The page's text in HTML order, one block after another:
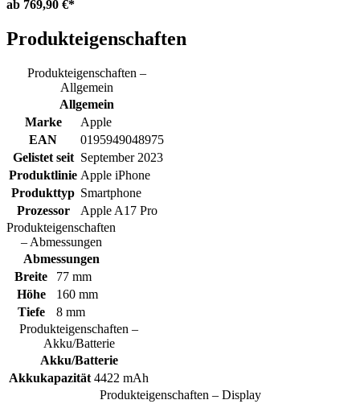
ab 769,90 €*
Produkteigenschaften
Produkteigenschaften –
Allgemein
Allgemein
Marke
Apple
EAN
0195949048975
Gelistet seit September 2023
Produktlinie Apple iPhone
Produkttyp Smartphone
Prozessor
Apple A17 Pro
Produkteigenschaften
– Abmessungen
Abmessungen
Breite
77 mm
Höhe
160 mm
Tiefe
8 mm
Produkteigenschaften –
Akku/Batterie
Akku/Batterie
Akkukapazität 4422 mAh
Produkteigenschaften – Display